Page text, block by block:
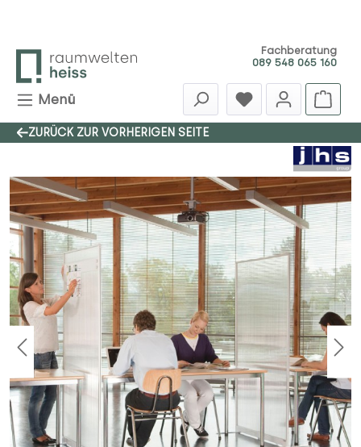
Fachberatung
089 548 065 160
Menü
ZURÜCK ZUR VORHERIGEN SEITE
Bildergalerie überspringen